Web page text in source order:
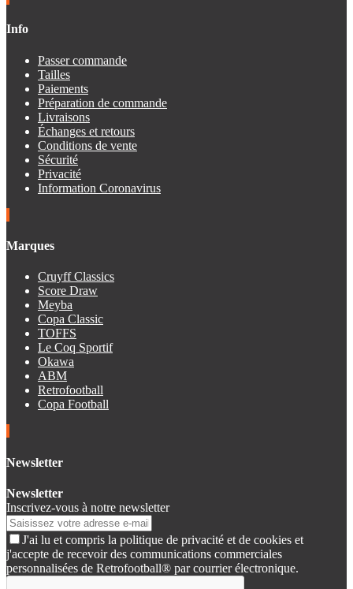
Info
Passer commande
Tailles
Paiements
Préparation de commande
Livraisons
Échanges et retours
Conditions de vente
Sécurité
Privacité
Information Coronavirus
Marques
Cruyff Classics
Score Draw
Meyba
Copa Classic
TOFFS
Le Coq Sportif
Okawa
ABM
Retrofootball
Copa Football
Newsletter
Newsletter
Inscrivez-vous à notre newsletter
J'ai lu et compris la politique de privacité et de cookies et
j'accepte de recevoir des communications commerciales
personnalisées de Retrofootball® par courrier électronique.